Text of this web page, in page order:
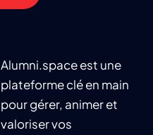
Alumni.space est une
plateforme clé en main
pour gérer, animer et
valoriser vos